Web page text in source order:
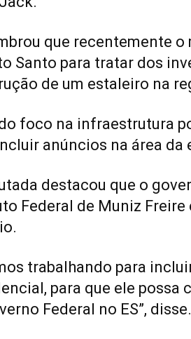
que recentemente
Santo para tratar dos
de um estaleiro na
foco na infraestrutura
anúncios na área da
destacou que o
Federal de Muniz Freire
trabalhando para
para que ele
Federal no ES”, disse.